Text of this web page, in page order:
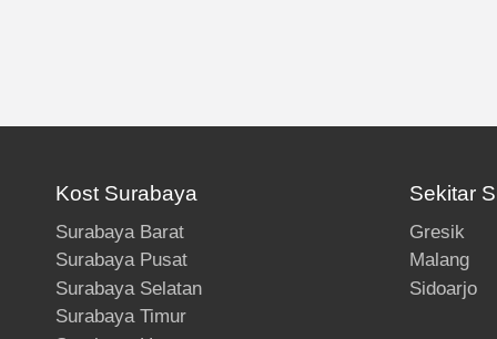
Kost Surabaya
Surabaya Barat
Surabaya Pusat
Surabaya Selatan
Surabaya Timur
Sekitar
Gresik
Malang
Sidoarjo